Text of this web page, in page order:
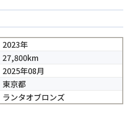
2023年
27,800km
2025年08月
東京都
ランタオブロンズ